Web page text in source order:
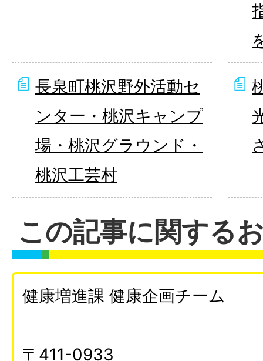
長泉町桃沢野外活動セ
ンター・桃沢キャンプ
場・桃沢グラウンド・
桃沢工芸村
この記事に関する
健康増進課 健康企画チーム
〒411-0933